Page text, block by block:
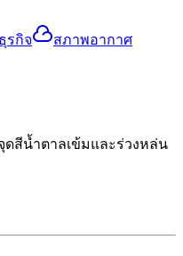
รกิจ
สภาพอากาศ
ดสีน้ำตาลเข้มและร่วงหล่น